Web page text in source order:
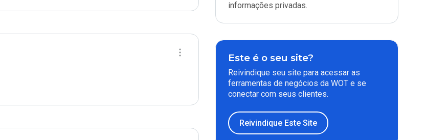
informações privadas.
Este é o seu site?
Reivindique seu site para acessar as
ferramentas de negócios da WOT e se
conectar com seus clientes.
Reivindique Este Site